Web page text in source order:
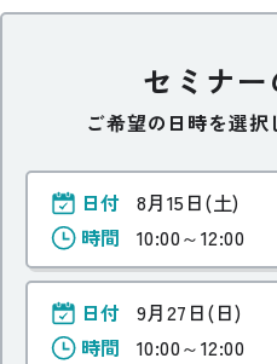
セミナ
ご希望の日時を選
日付 8月15日(土)
時間
10:00～12:00
日付 9月27日(日)
時間
10:00～12:00